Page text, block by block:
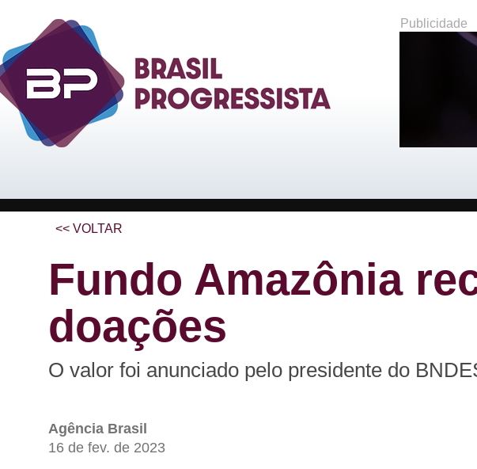
Publicidade
<< VOLTAR
Fundo Amazônia
doações
O valor foi anunciado pelo presidente do
Agência Brasil
16 de fev. de 2023